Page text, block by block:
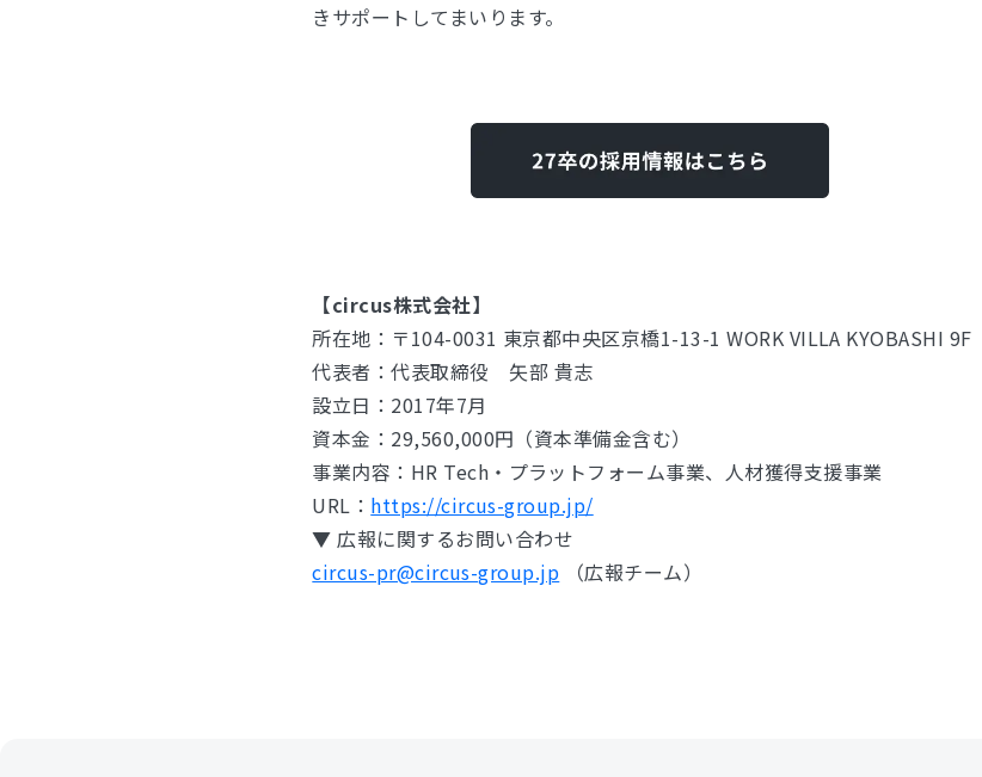
きサポートしてまいります。
【circus株式会社】
所在地：〒104-0031 東京都中央区京橋1-13-1 WORK VILLA KYOBASHI 9F
代表者：代表取締役 矢部 貴志
設立日：2017年7月
資本金：29,560,000円（資本準備金含む）
事業内容：HR Tech・プラットフォーム事業、人材獲得支援事業
URL： https://circus-group.jp/
▼ 広報に関するお問い合わせ
circus-pr@circus-group.jp （広報チーム）